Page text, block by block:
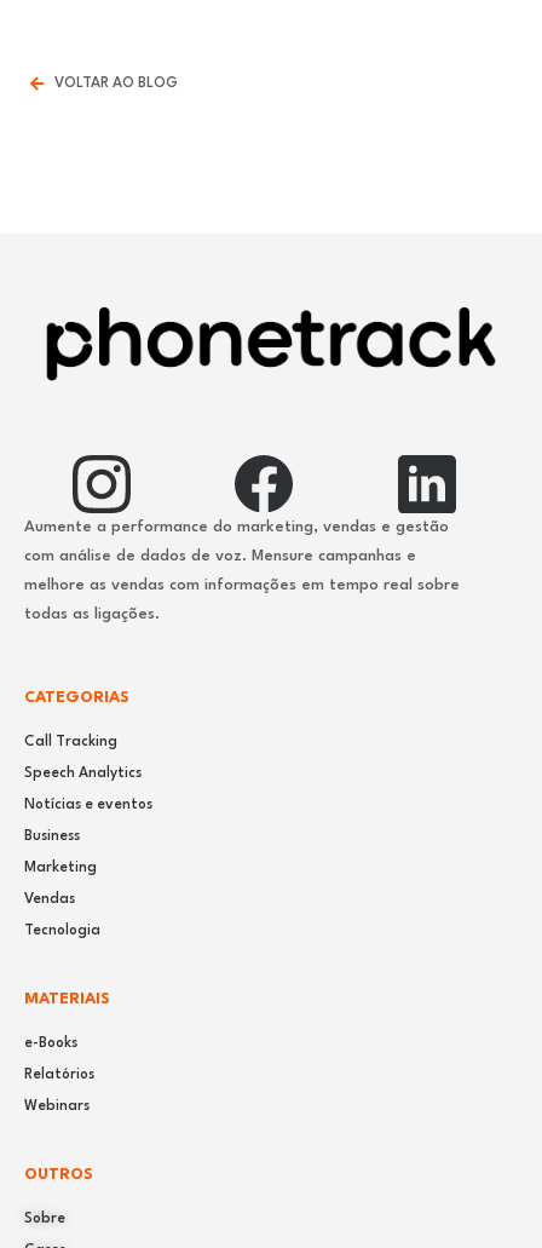
VOLTAR AO BLOG
Aumente a performance do marketing, vendas e gestão
com análise de dados de voz. Mensure campanhas e
melhore as vendas com informações em tempo real sobre
todas as ligações.
CATEGORIAS
Call Tracking
Speech Analytics
Notícias e eventos
Business
Marketing
Vendas
Tecnologia
MATERIAIS
e-Books
Relatórios
Webinars
OUTROS
Sobre